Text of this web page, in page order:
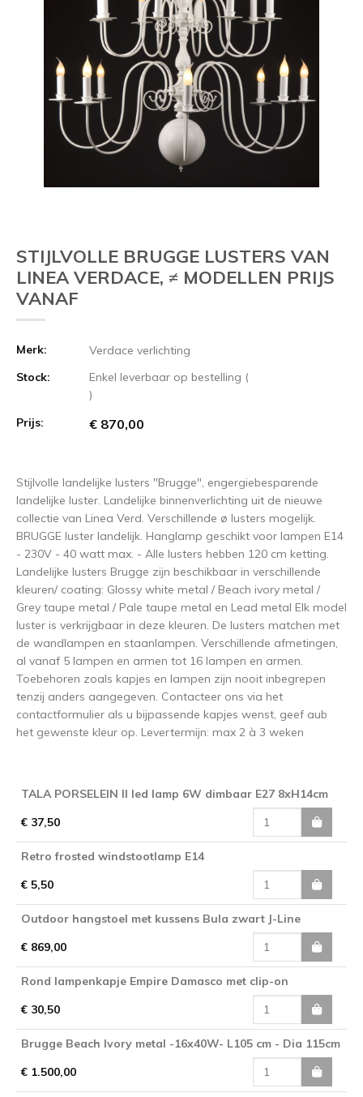
STIJLVOLLE BRUGGE LUSTERS VAN
LINEA VERDACE, ≠ MODELLEN PRIJS
VANAF
Merk:
Verdace verlichting
Stock:
Enkel leverbaar op bestelling (
)
Prijs:
€ 870,00
Stijlvolle landelijke lusters "Brugge", engergiebesparende
landelijke luster. Landelijke binnenverlichting uit de nieuwe
collectie van Linea Verd. Verschillende ø lusters mogelijk.
BRUGGE luster landelijk. Hanglamp geschikt voor lampen E14
- 230V - 40 watt max. - Alle lusters hebben 120 cm ketting.
Landelijke lusters Brugge zijn beschikbaar in verschillende
kleuren/ coating: Glossy white metal / Beach ivory metal /
Grey taupe metal / Pale taupe metal en Lead metal Elk model
luster is verkrijgbaar in deze kleuren. De lusters matchen met
de wandlampen en staanlampen. Verschillende afmetingen,
al vanaf 5 lampen en armen tot 16 lampen en armen.
Toebehoren zoals kapjes en lampen zijn nooit inbegrepen
tenzij anders aangegeven. Contacteer ons via het
contactformulier als u bijpassende kapjes wenst, geef aub
het gewenste kleur op. Levertermijn: max 2 à 3 weken
TALA PORSELEIN II led lamp 6W dimbaar E27 8xH14cm
€ 37,50
Retro frosted windstootlamp E14
€ 5,50
Outdoor hangstoel met kussens Bula zwart J-Line
€ 869,00
Rond lampenkapje Empire Damasco met clip-on
€ 30,50
Brugge Beach Ivory metal -16x40W- L105 cm - Dia 115cm
€ 1.500,00